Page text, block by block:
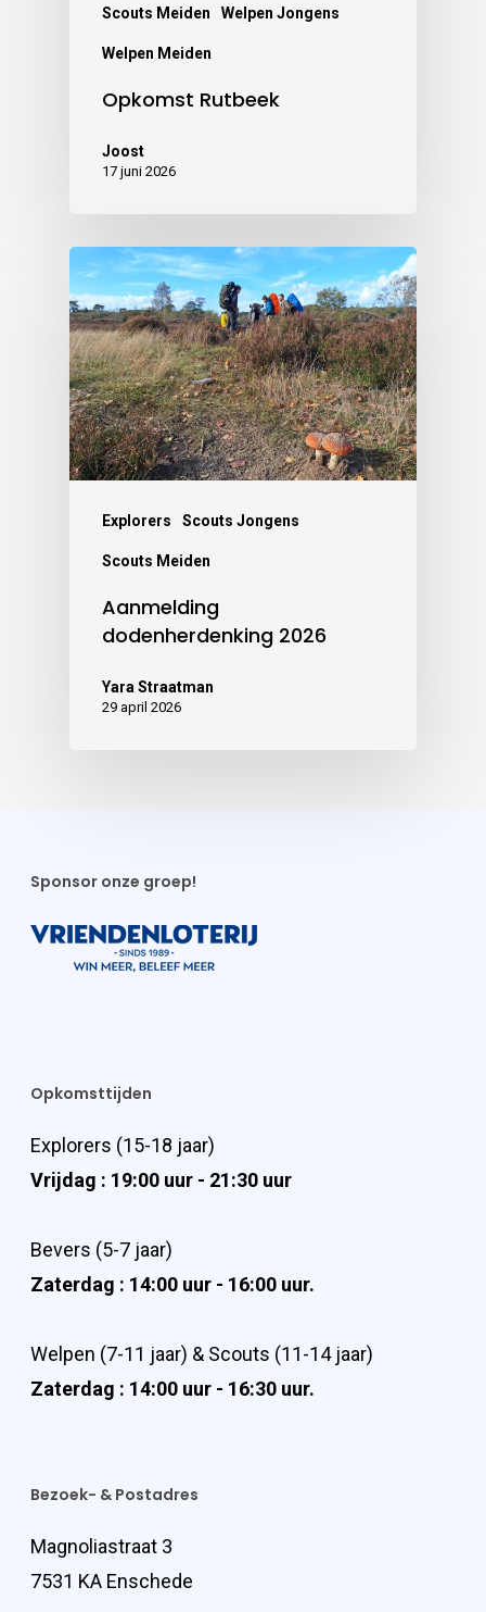
Scouts Meiden Welpen Jongens
Welpen Meiden
Opkomst Rutbeek
Joost
17 juni 2026
Explorers Scouts Jongens
Scouts Meiden
Aanmelding
dodenherdenking 2026
Yara Straatman
29 april 2026
Sponsor onze groep!
Opkomsttijden
Explorers (15-18 jaar)
Vrijdag : 19:00 uur - 21:30 uur
Bevers (5-7 jaar)
Zaterdag : 14:00 uur - 16:00 uur.
Welpen (7-11 jaar) & Scouts (11-14 jaar)
Zaterdag : 14:00 uur - 16:30 uur.
Bezoek- & Postadres
Magnoliastraat 3
7531 KA Enschede